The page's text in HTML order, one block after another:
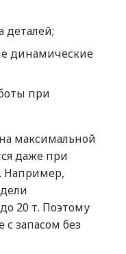
деталей;
динамические
при
максимальной
даже при
Например,
20 т. Поэтому
с запасом без